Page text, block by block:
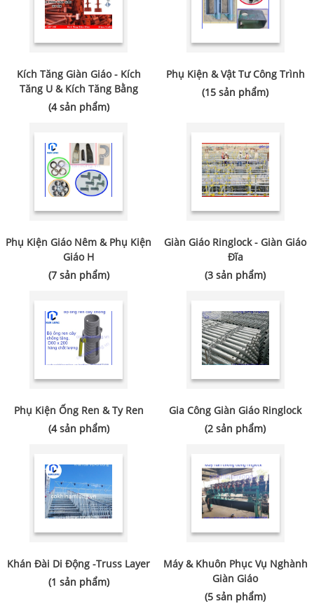
Kích Tăng Giàn Giáo - Kích
Tăng U & Kích Tăng Bằng
(4 sản phẩm)
Phụ Kiện & Vật Tư Công Trình
(15 sản phẩm)
Phụ Kiện Giáo Nêm & Phụ Kiện
Giáo H
(7 sản phẩm)
Giàn Giáo Ringlock - Giàn Giáo
Đĩa
(3 sản phẩm)
Phụ Kiện Ống Ren & Ty Ren
(4 sản phẩm)
Gia Công Giàn Giáo Ringlock
(2 sản phẩm)
Khán Đài Di Động -Truss Layer
(1 sản phẩm)
Máy & Khuôn Phục Vụ Nghành
Giàn Giáo
(5 sản phẩm)